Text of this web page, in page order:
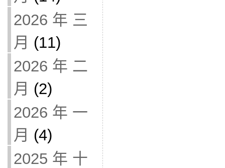
2026 年 三
月 (11)
2026 年 二
月 (2)
2026 年 一
月 (4)
2025 年 十